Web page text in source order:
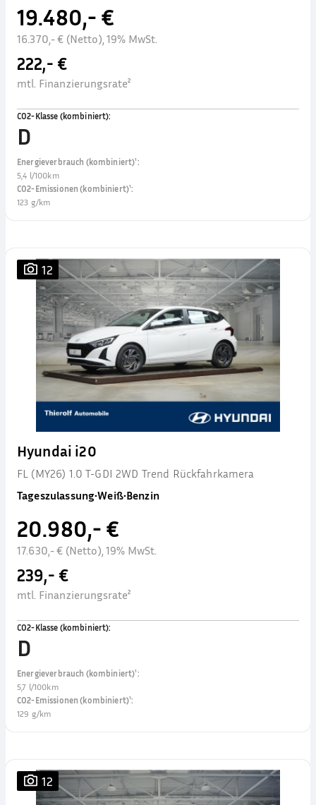
19.480,- €
16.370,- € (Netto), 19% MwSt.
222,- €
mtl. Finanzierungsrate²
CO2-Klasse (kombiniert):
D
Energieverbrauch (kombiniert)¹:
5,4 l/100km
CO2-Emissionen (kombiniert)¹:
123 g/km
12
Hyundai i20
FL (MY26) 1.0 T-GDI 2WD Trend Rückfahrkamera
Tageszulassung•Weiß•Benzin
20.980,- €
17.630,- € (Netto), 19% MwSt.
239,- €
mtl. Finanzierungsrate²
CO2-Klasse (kombiniert):
D
Energieverbrauch (kombiniert)¹:
5,7 l/100km
CO2-Emissionen (kombiniert)¹:
129 g/km
12